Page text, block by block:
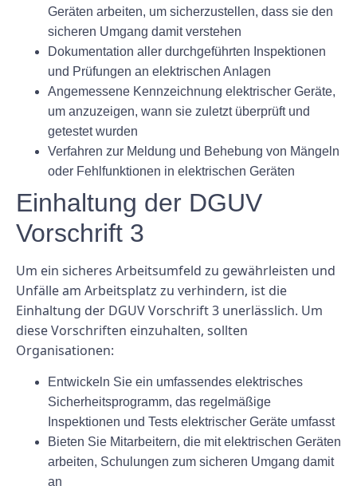
Geräten arbeiten, um sicherzustellen, dass sie den
sicheren Umgang damit verstehen
Dokumentation aller durchgeführten Inspektionen
und Prüfungen an elektrischen Anlagen
Angemessene Kennzeichnung elektrischer Geräte,
um anzuzeigen, wann sie zuletzt überprüft und
getestet wurden
Verfahren zur Meldung und Behebung von Mängeln
oder Fehlfunktionen in elektrischen Geräten
Einhaltung der DGUV
Vorschrift 3
Um ein sicheres Arbeitsumfeld zu gewährleisten und
Unfälle am Arbeitsplatz zu verhindern, ist die
Einhaltung der DGUV Vorschrift 3 unerlässlich. Um
diese Vorschriften einzuhalten, sollten
Organisationen:
Entwickeln Sie ein umfassendes elektrisches
Sicherheitsprogramm, das regelmäßige
Inspektionen und Tests elektrischer Geräte umfasst
Bieten Sie Mitarbeitern, die mit elektrischen Geräten
arbeiten, Schulungen zum sicheren Umgang damit
an